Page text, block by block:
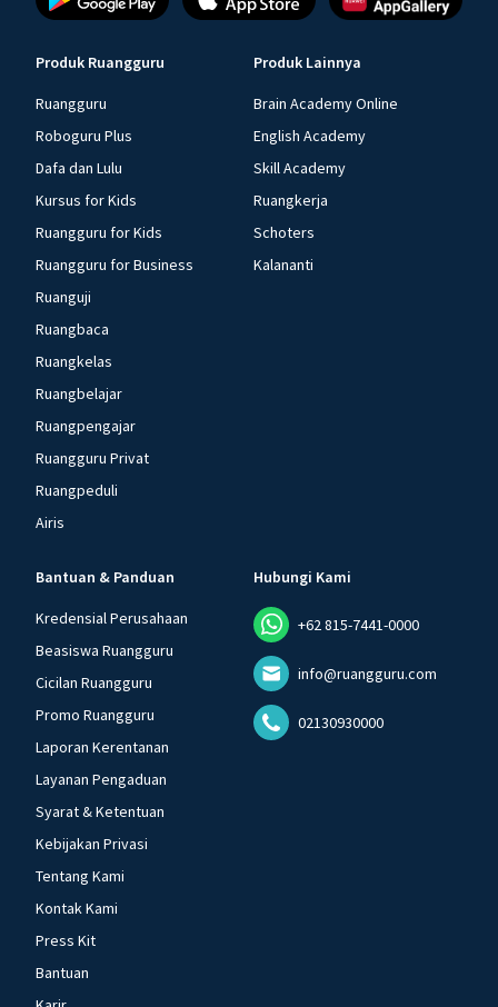
Produk Ruangguru
Ruangguru
Roboguru Plus
Dafa dan Lulu
Kursus for Kids
Ruangguru for Kids
Ruangguru for Business
Ruanguji
Ruangbaca
Ruangkelas
Ruangbelajar
Ruangpengajar
Ruangguru Privat
Ruangpeduli
Airis
Produk Lainnya
Brain Academy Online
English Academy
Skill Academy
Ruangkerja
Schoters
Kalananti
Bantuan & Panduan
Kredensial Perusahaan
Beasiswa Ruangguru
Cicilan Ruangguru
Promo Ruangguru
Laporan Kerentanan
Layanan Pengaduan
Syarat & Ketentuan
Kebijakan Privasi
Tentang Kami
Kontak Kami
Press Kit
Bantuan
Hubungi Kami
+62 815-7441-0000
info@ruangguru.com
02130930000